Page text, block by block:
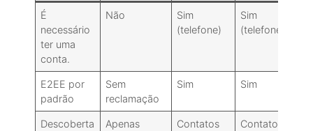
É
necessário
ter uma
conta.
Não
Sim
(telefone)
Sim
(telefone)
E2EE por
padrão
Sem
reclamação
Sim Sim
Descoberta
Apenas
Contatos Contatos